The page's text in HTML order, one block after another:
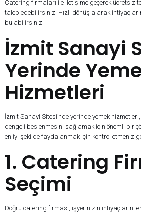
Catering firmaları ile iletişime geçerek ücretsiz
talep edebilirsiniz. Hızlı dönüş alarak
bulabilirsiniz.
İzmit Sanayi
Yerinde
Hizmetleri
İzmit Sanayi Sitesi’nde yerinde yemek hizmetleri,
dengeli beslenmesini sağlamak için önemli bir
en iyi şekilde faydalanmak için kontrol etmeniz
1. Catering
Seçimi
Doğru catering firması, işyerinizin ihtiyaçlarını